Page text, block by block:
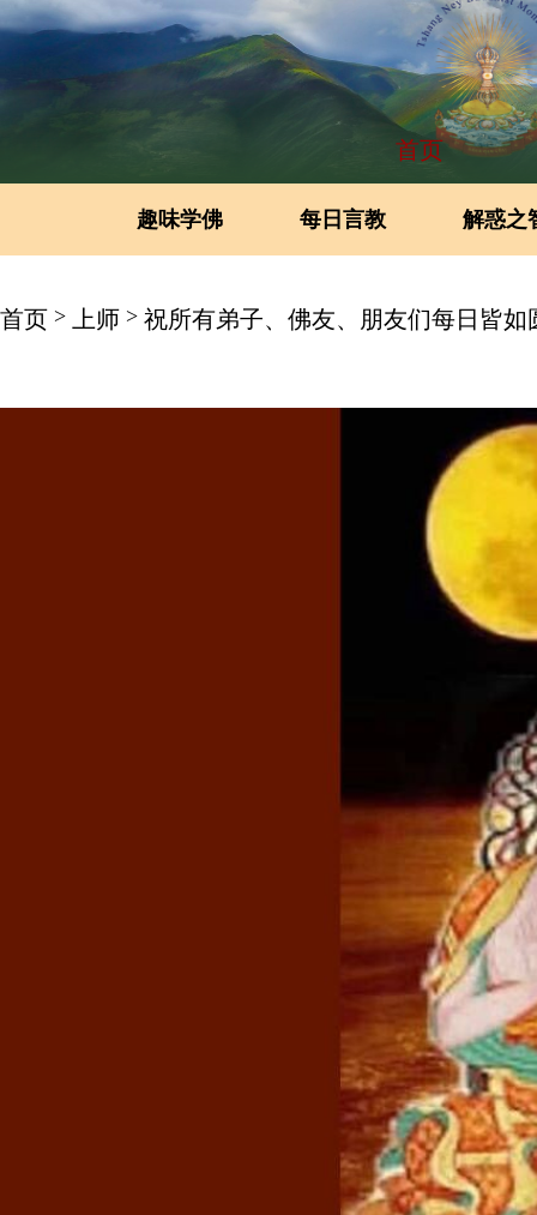
首页
趣味学佛 每日言教 解惑之
首页 > 上师 > 祝所有弟子、佛友、朋友们每日皆